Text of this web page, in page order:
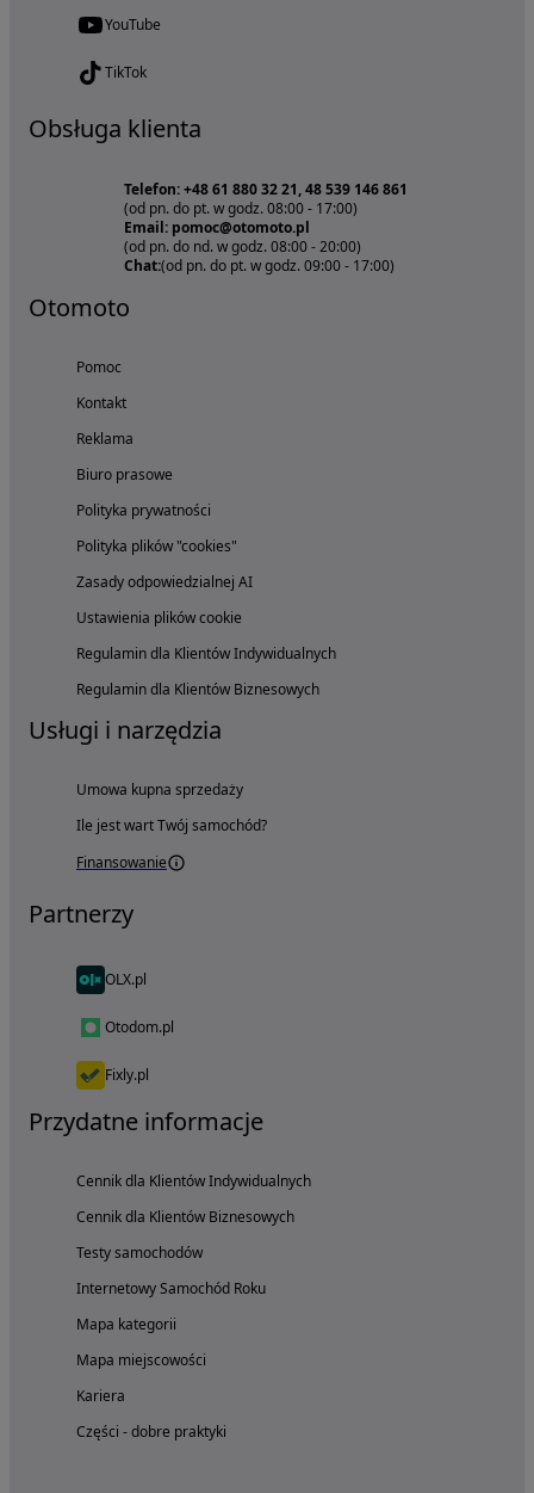
YouTube
TikTok
Obsługa klienta
Telefon: +48 61 880 32 21, 48 539 146 861
(od pn. do pt. w godz. 08:00 - 17:00)
Email: pomoc@otomoto.pl
(od pn. do nd. w godz. 08:00 - 20:00)
Chat:(od pn. do pt. w godz. 09:00 - 17:00)
Otomoto
Pomoc
Kontakt
Reklama
Biuro prasowe
Polityka prywatności
Polityka plików "cookies"
Zasady odpowiedzialnej AI
Ustawienia plików cookie
Regulamin dla Klientów Indywidualnych
Regulamin dla Klientów Biznesowych
Usługi i narzędzia
Umowa kupna sprzedaży
Ile jest wart Twój samochód?
Finansowanie
Partnerzy
OLX.pl
Otodom.pl
Fixly.pl
Przydatne informacje
Cennik dla Klientów Indywidualnych
Cennik dla Klientów Biznesowych
Testy samochodów
Internetowy Samochód Roku
Mapa kategorii
Mapa miejscowości
Kariera
Części - dobre praktyki